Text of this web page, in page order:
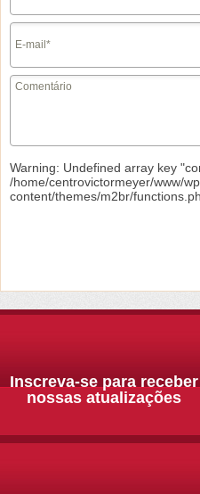
Warning: Undefined array key
/home/centrovictormeyer/www/
content/themes/m2br/
Inscreva-se para receber
nossas atualizações